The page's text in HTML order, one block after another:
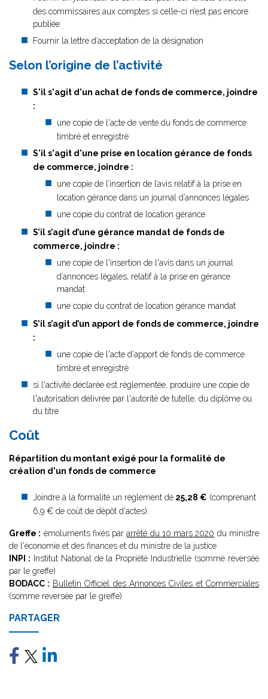
des commissaires aux comptes si celle-ci n’est pas encore
publiée
Fournir la lettre d’acceptation de la désignation
Selon l’origine de l’activité
S'il s'agit d'un achat de fonds de commerce, joindre
:
une copie de l'acte de vente du fonds de commerce
timbré et enregistré
S'il s'agit d'une prise en location gérance de fonds
de commerce, joindre :
une copie de l’insertion de l’avis relatif à la prise en
location gérance dans un journal d’annonces légales
une copie du contrat de location gérance
S’il s’agit d’une gérance mandat de fonds de
commerce, joindre :
une copie de l'insertion de l'avis dans un journal
d’annonces légales, relatif à la prise en gérance
mandat
une copie du contrat de location gérance mandat
S’il s’agit d’un apport de fonds de commerce, joindre
:
une copie de l'acte d'apport de fonds de commerce
timbré et enregistré
si l'activité déclarée est réglementée, produire une copie de
l'autorisation délivrée par l'autorité de tutelle, du diplôme ou
du titre
Coût
Répartition du montant exigé pour la formalité de
création d'un fonds de commerce
Joindre à la formalité un règlement de 25,28 € (comprenant
6,9 € de coût de dépôt d'actes).
Greffe : émoluments fixés pararrêté du 10 mars 2020 du ministre
de l'économie et des finances et du ministre de la justice
INPI : Institut National de la Propriété Industrielle (somme reversée
par le greffe)
BODACC : Bulletin Officiel des Annonces Civiles et Commerciales
(somme reversée par le greffe)
PARTAGER